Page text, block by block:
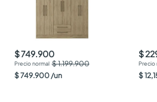
$ 749.900
$ 1.199.900
$749.900 /un
$
$12,